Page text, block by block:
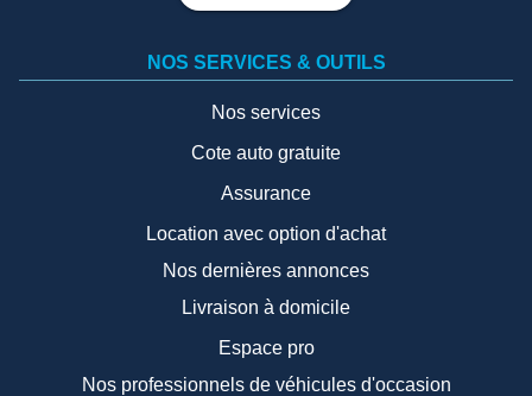
NOS SERVICES & OUTILS
Nos services
Cote auto gratuite
Assurance
Location avec option d'achat
Nos dernières annonces
Livraison à domicile
Espace pro
Nos professionnels de véhicules d'occasion